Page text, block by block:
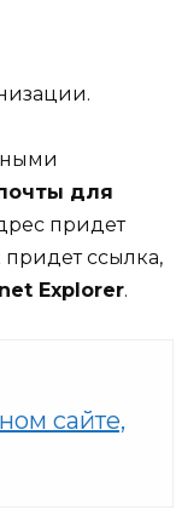
для
придет
придет ссылка,
Explorer.
сайте,